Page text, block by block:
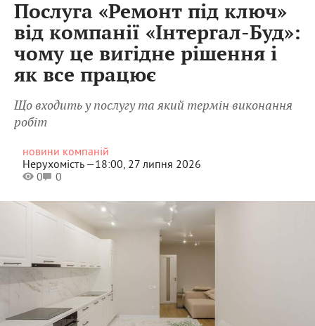
Послуга «Ремонт під ключ»
від компанії «Інтергал-Буд»:
чому це вигідне рішення і
як все працює
Що входить у послугу та який термін виконання
робіт
новини компаній
Нерухомість —18:00, 27 липня 2026
0
0